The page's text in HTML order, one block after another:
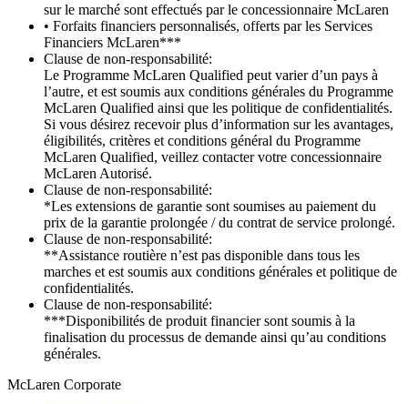
sur le marché sont effectués par le concessionnaire McLaren
• Forfaits financiers personnalisés, offerts par les Services
Financiers McLaren***
Clause de non-responsabilité:
Le Programme McLaren Qualified peut varier d’un pays à
l’autre, et est soumis aux conditions générales du Programme
McLaren Qualified ainsi que les politique de confidentialités.
Si vous désirez recevoir plus d’information sur les avantages,
éligibilités, critères et conditions général du Programme
McLaren Qualified, veillez contacter votre concessionnaire
McLaren Autorisé.
Clause de non-responsabilité:
*Les extensions de garantie sont soumises au paiement du
prix de la garantie prolongée / du contrat de service prolongé.
Clause de non-responsabilité:
**Assistance routière n’est pas disponible dans tous les
marches et est soumis aux conditions générales et politique de
confidentialités.
Clause de non-responsabilité:
***Disponibilités de produit financier sont soumis à la
finalisation du processus de demande ainsi qu’au conditions
générales.
McLaren Corporate